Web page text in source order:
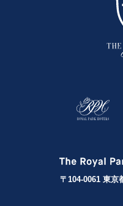
〒104-0061 東京